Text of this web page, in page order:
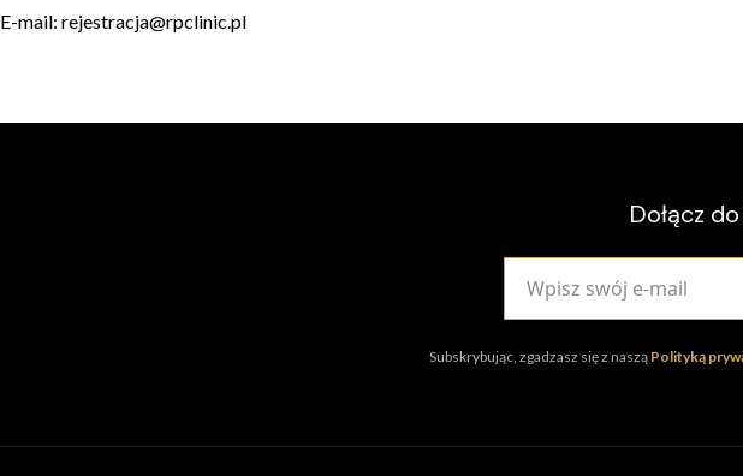
E-mail: rejestracja@rpclinic.pl
Dołącz
Subskrybując, zgadzasz się z naszą Polityką